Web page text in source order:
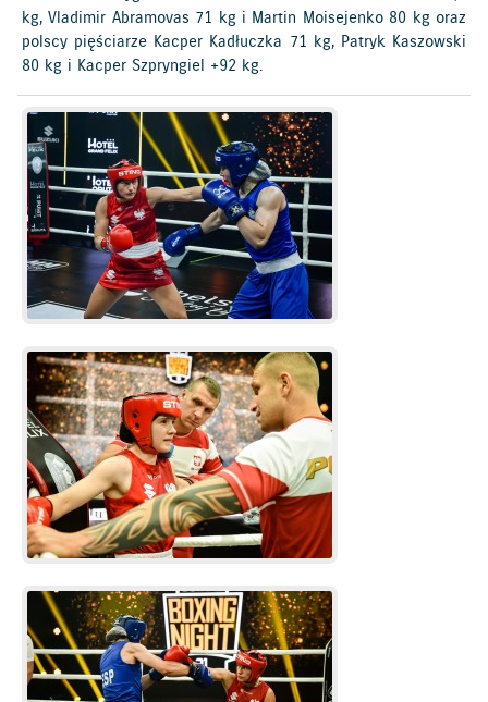
kg, Vladimir Abramovas 71 kg i Martin Moisejenko 80 kg oraz
polscy pięściarze Kacper Kadłuczka 71 kg, Patryk Kaszowski
80 kg i Kacper Szpryngiel +92 kg.